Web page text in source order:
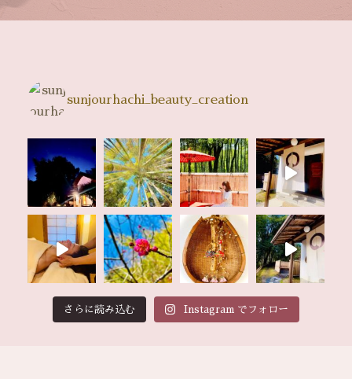
sunjourhachi_beauty_creation
さらに読み込む Instagram でフォロー